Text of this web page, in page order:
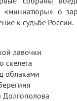
о
к судьбе России.
лавочки
скелета
облаками
Долгополова